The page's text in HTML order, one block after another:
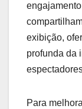
exibição,
profunda da
Para